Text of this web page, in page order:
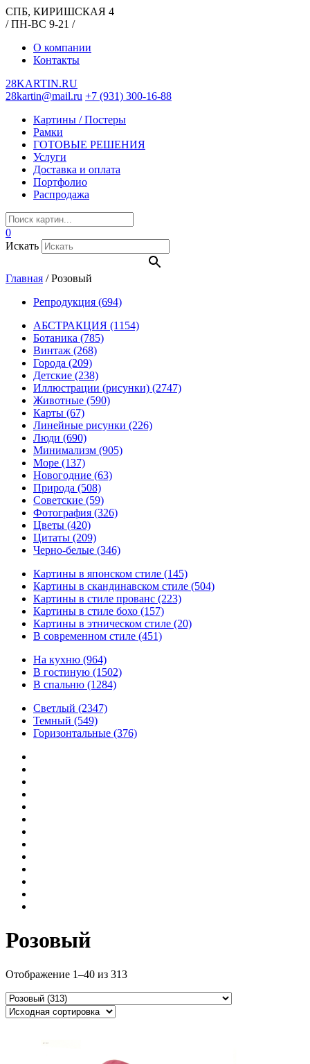
СПБ, КИРИШСКАЯ 4
/ ПН-ВС 9-21 /
О компании
Контакты
28KARTIN.RU
28kartin@mail.ru +7 (931) 300-16-88
Картины / Постеры
Рамки
ГОТОВЫЕ РЕШЕНИЯ
Услуги
Доставка и оплата
Портфолио
Распродажа
0
Искать
Главная /Розовый
Репродукция (694)
АБСТРАКЦИЯ (1154)
Ботаника (785)
Винтаж (268)
Города (209)
Детские (238)
Иллюстрации (рисунки) (2747)
Животные (590)
Карты (67)
Линейные рисунки (226)
Люди (690)
Минимализм (905)
Море (137)
Новогодние (63)
Природа (508)
Советские (59)
Фотография (326)
Цветы (420)
Цитаты (209)
Черно-белые (346)
Картины в японском стиле (145)
Картины в скандинавском стиле (504)
Картины в стиле прованс (223)
Картины в стиле бохо (157)
Картины в этническом стиле (20)
В современном стиле (451)
На кухню (964)
В гостиную (1502)
В спальню (1284)
Светлый (2347)
Темный (549)
Горизонтальные (376)
Розовый
Отображение 1–40 из 313